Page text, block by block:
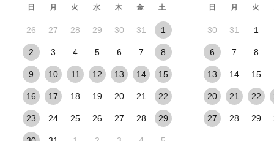
日 月 火 水 木 金 土
26 27 28 29 30 31 1
2 3 4 5 6 7 8
9 10 11 12 13 14 15
16 17 18 19 20 21 22
23 24 25 26 27 28 29
日 月 火
30 31 1
6 7 8
13 14 15
20 21 22
27 28 29